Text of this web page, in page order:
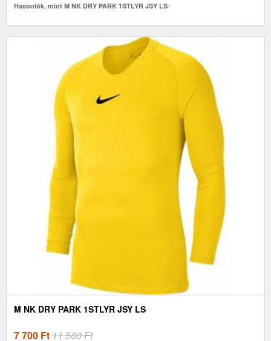
Hasonlók, mint M NK DRY PARK 1STLYR JSY LS
M NK DRY PARK 1STLYR JSY LS
7 700 Ft11 500 Ft